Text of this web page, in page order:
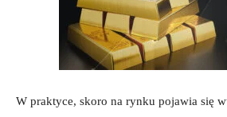
W praktyce, skoro na rynku pojawia się